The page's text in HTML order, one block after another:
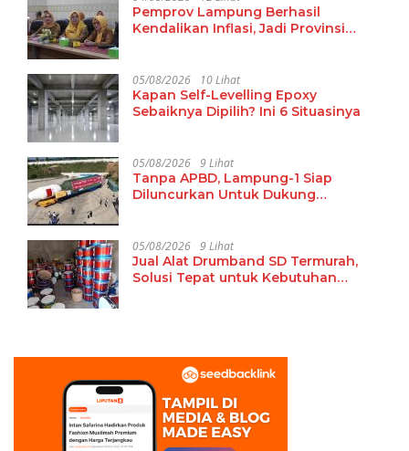
Pemprov Lampung Berhasil
Kendalikan Inflasi, Jadi Provinsi
05/08/2026 10 Lihat
Kapan Self-Levelling Epoxy
Sebaiknya Dipilih? Ini 6 Situasinya
05/08/2026 9 Lihat
Tanpa APBD, Lampung-1 Siap
Diluncurkan Untuk Dukung
05/08/2026 9 Lihat
Jual Alat Drumband SD Termurah,
Solusi Tepat untuk Kebutuhan